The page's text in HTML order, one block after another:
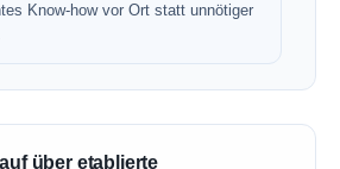
Know-how vor Ort statt unnötiger
über etablierte